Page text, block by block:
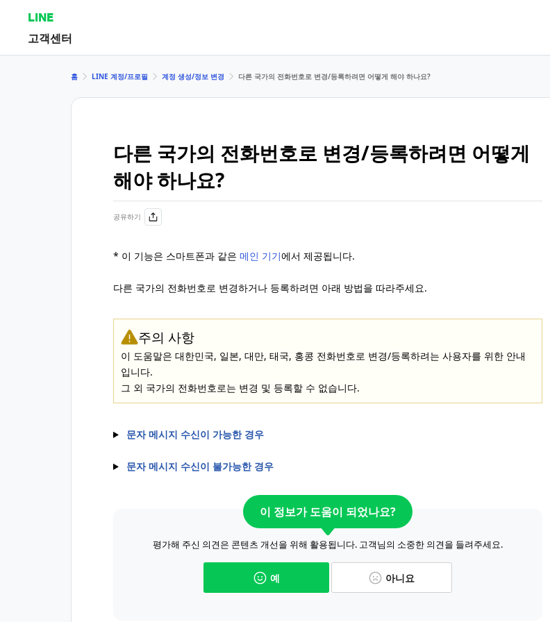
LINE
고객센터
홈 LINE 계정/프로필 계정 생성/정보 변경 다른 국가의 전화번호로 변경/등록하려면 어떻게 해야 하나요?
다른 국가의 전화번호로 변경/등록하려면 어떻게
해야 하나요?
공유하기
* 이 기능은 스마트폰과 같은 메인 기기에서 제공됩니다.
다른 국가의 전화번호로 변경하거나 등록하려면 아래 방법을 따라주세요.
주의 사항
이 도움말은 대한민국, 일본, 대만, 태국, 홍콩 전화번호로 변경/등록하려는 사용자를 위한 안내
입니다.
그 외 국가의 전화번호로는 변경 및 등록할 수 없습니다.
문자 메시지 수신이 가능한 경우
문자 메시지 수신이 불가능한 경우
이 정보가 도움이 되었나요?
평가해 주신 의견은 콘텐츠 개선을 위해 활용됩니다. 고객님의 소중한 의견을 들려주세요.
예 아니요